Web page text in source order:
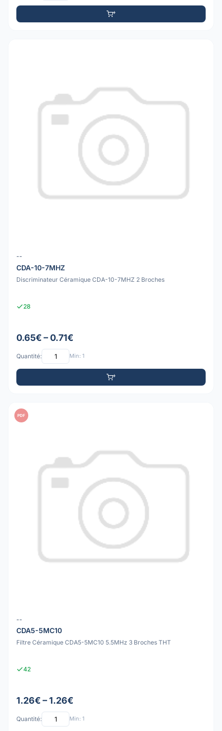
--
CDA-10-7MHZ
Discriminateur Céramique CDA-10-7MHZ 2 Broches
28
0.65€ – 0.71€
Quantité: Min: 1
PDF
--
CDA5-5MC10
Filtre Céramique CDA5-5MC10 5.5MHz 3 Broches THT
42
1.26€ – 1.26€
Quantité: Min: 1